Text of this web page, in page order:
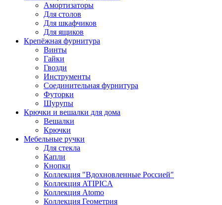
Амортизаторы
Для столов
Для шкафчиков
Для ящиков
Крепёжная фурнитура
Винты
Гайки
Гвозди
Инструменты
Соединительная фурнитура
Футорки
Шурупы
Крючки и вешалки для дома
Вешалки
Крючки
Мебельные ручки
Для стекла
Капли
Кнопки
Коллекция "Вдохновленные Россией"
Коллекция ATIPICA
Коллекция Atomo
Коллекция Геометрия